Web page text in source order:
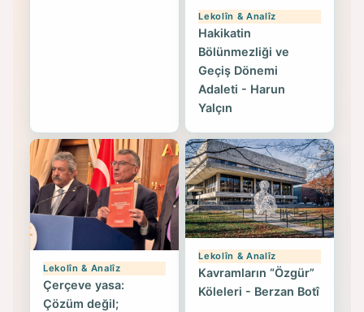
Lekolîn & Analîz
Hakikatin
Bölünmezliği ve
Geçiş Dönemi
Adaleti - Harun
Yalçın
Lekolîn & Analîz
Çerçeve yasa:
Çözüm değil;
Lekolîn & Analîz
Kavramların “Özgür”
Köleleri - Berzan Botî